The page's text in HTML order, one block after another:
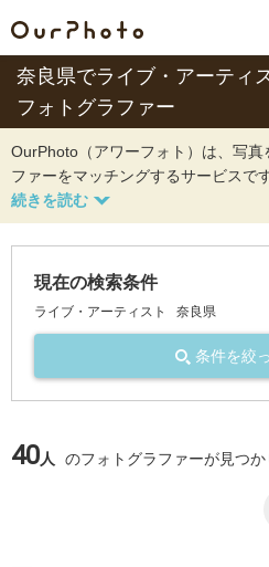
奈良県でライブ・アーティ
フォトグラファー
OurPhoto（アワーフォト）は、写
ファーをマッチングするサービスです
現在の検索条件
ライブ・アーティスト 奈良県
条件を絞
40人 のフォトグラファーが見つか